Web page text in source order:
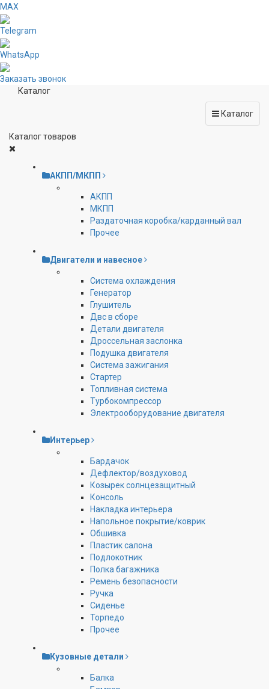
MAX
Telegram
WhatsApp
Заказать звонок
Каталог
Каталог
Каталог товаров
АКПП/МКПП
АКПП
МКПП
Раздаточная коробка/карданный вал
Прочее
Двигатели и навесное
Cистема охлаждения
Генератор
Глушитель
Двс в сборе
Детали двигателя
Дроссельная заслонка
Подушка двигателя
Система зажигания
Стартер
Топливная система
Турбокомпрессор
Электрооборудование двигателя
Интерьер
Бардачок
Дефлектор/воздуховод
Козырек солнцезащитный
Консоль
Накладка интерьера
Напольное покрытие/коврик
Обшивка
Пластик салона
Подлокотник
Полка багажника
Ремень безопасности
Ручка
Сиденье
Торпедо
Прочее
Кузовные детали
Балка